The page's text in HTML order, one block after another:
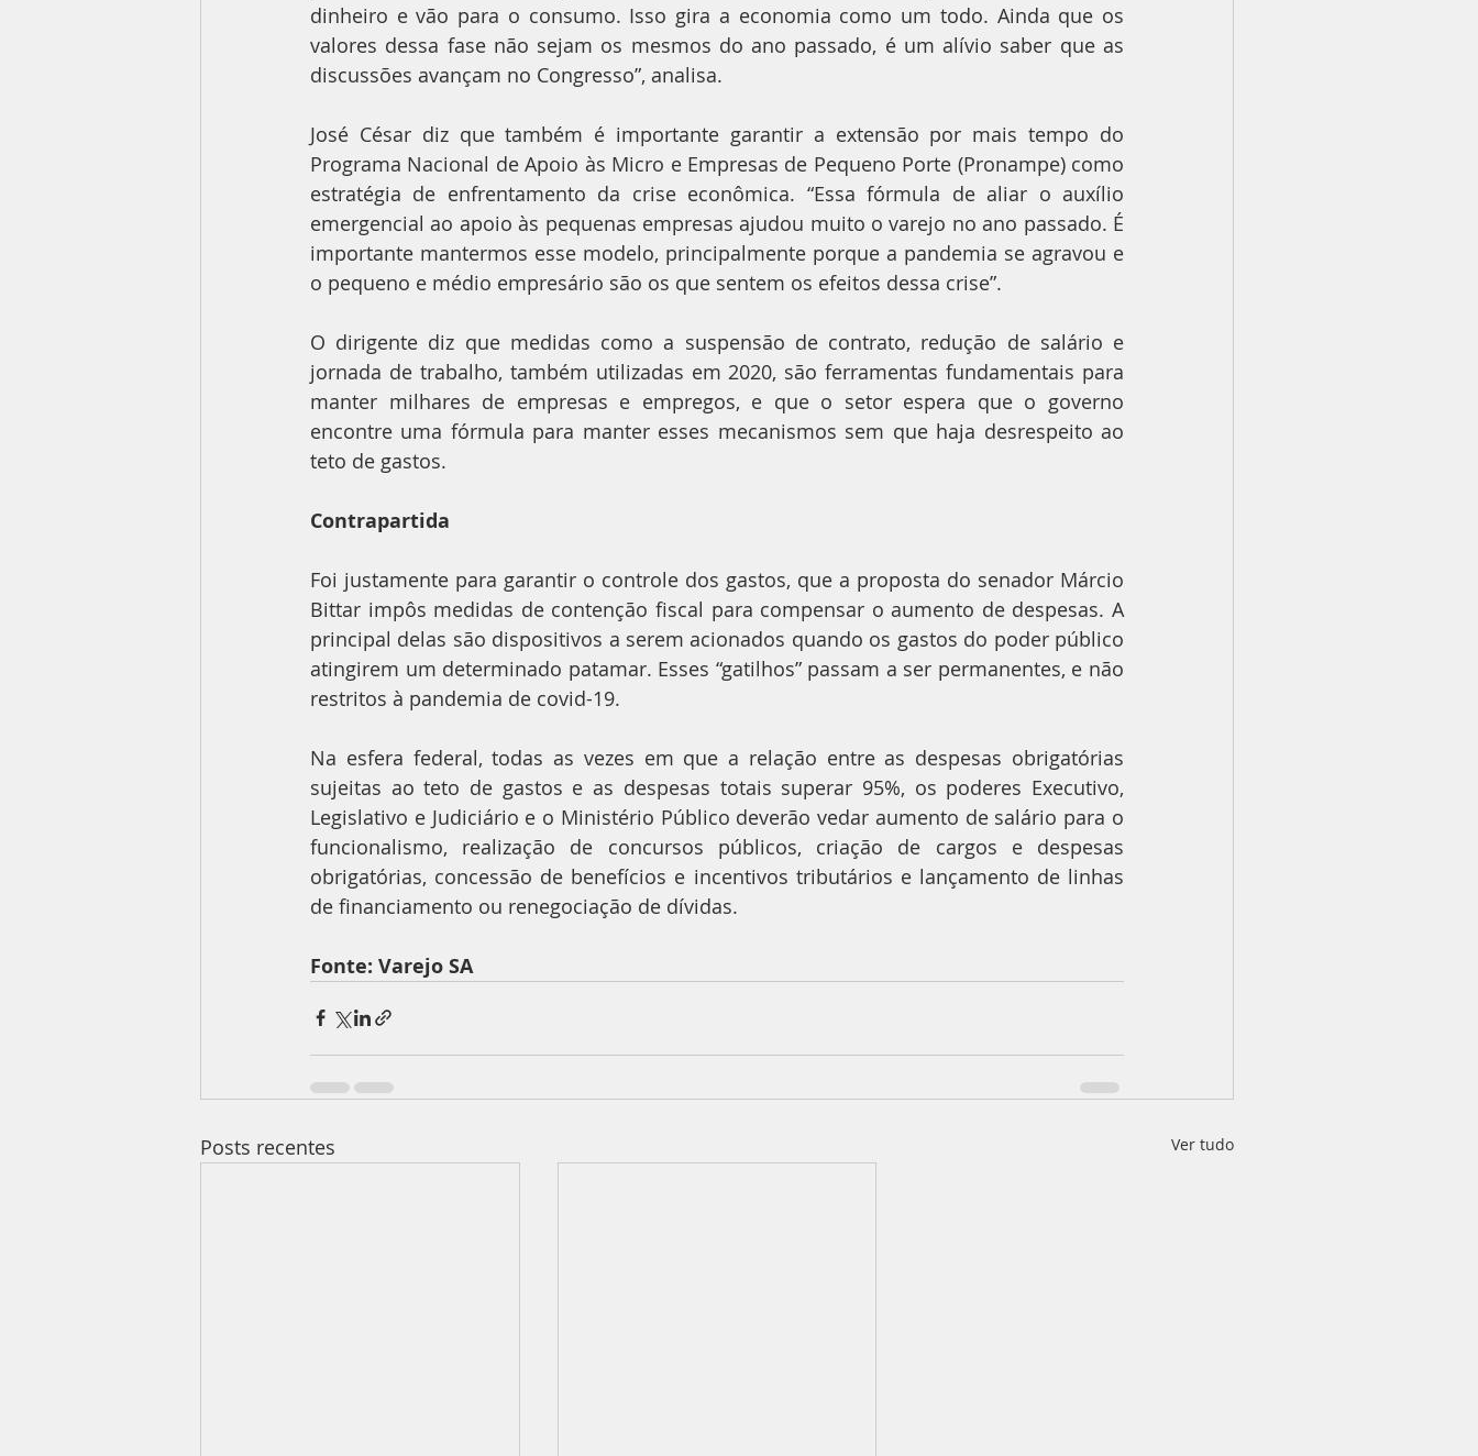
dinheiro e vão para o consumo. Isso gira a economia como um todo. Ainda que os
valores dessa fase não sejam os mesmos do ano passado, é um alívio saber que as
discussões avançam no Congresso”, analisa.
José César diz que também é importante garantir a extensão por mais tempo do
Programa Nacional de Apoio às Micro e Empresas de Pequeno Porte (Pronampe) como
estratégia de enfrentamento da crise econômica. “Essa fórmula de aliar o auxílio
emergencial ao apoio às pequenas empresas ajudou muito o varejo no ano passado. É
importante mantermos esse modelo, principalmente porque a pandemia se agravou e
o pequeno e médio empresário são os que sentem os efeitos dessa crise”.
O dirigente diz que medidas como a suspensão de contrato, redução de salário e
jornada de trabalho, também utilizadas em 2020, são ferramentas fundamentais para
manter milhares de empresas e empregos, e que o setor espera que o governo
encontre uma fórmula para manter esses mecanismos sem que haja desrespeito ao
teto de gastos.
Contrapartida
Foi justamente para garantir o controle dos gastos, que a proposta do senador Márcio
Bittar impôs medidas de contenção fiscal para compensar o aumento de despesas. A
principal delas são dispositivos a serem acionados quando os gastos do poder público
atingirem um determinado patamar. Esses “gatilhos” passam a ser permanentes, e não
restritos à pandemia de covid-19.
Na esfera federal, todas as vezes em que a relação entre as despesas obrigatórias
sujeitas ao teto de gastos e as despesas totais superar 95%, os poderes Executivo,
Legislativo e Judiciário e o Ministério Público deverão vedar aumento de salário para o
funcionalismo, realização de concursos públicos, criação de cargos e despesas
obrigatórias, concessão de benefícios e incentivos tributários e lançamento de linhas
de financiamento ou renegociação de dívidas.
Fonte: Varejo SA
Posts recentes Ver tudo